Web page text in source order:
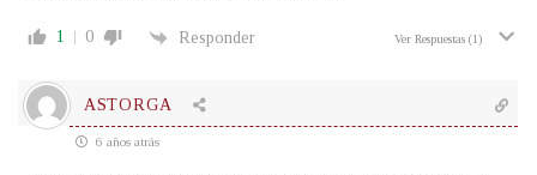
1 0 Responder Ver Respuestas (1)
ASTORGA
6 años atrás